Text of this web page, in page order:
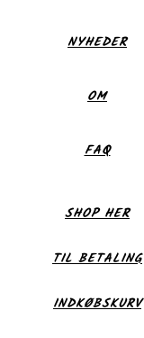
NYHEDER
OM
FAQ
SHOP HER
TIL BETALING
INDKØBSKURV